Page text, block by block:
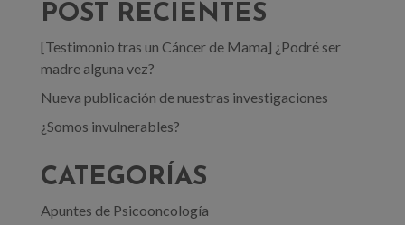
POST RECIENTES
[Testimonio tras un Cáncer de Mama] ¿Podré ser
madre alguna vez?
Nueva publicación de nuestras investigaciones
¿Somos invulnerables?
CATEGORÍAS
Apuntes de Psicooncología